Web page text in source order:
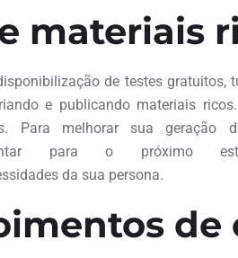
materiais
de testes gratuitos,
e publicando materiais
Para melhorar sua geração
para o próximo
da sua persona.
de